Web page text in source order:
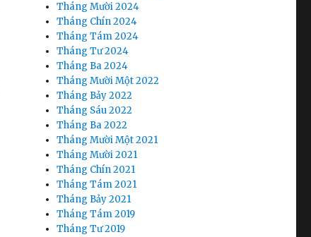
Tháng Mười 2024
Tháng Chín 2024
Tháng Tám 2024
Tháng Tư 2024
Tháng Ba 2024
Tháng Mười Một 2022
Tháng Bảy 2022
Tháng Sáu 2022
Tháng Ba 2022
Tháng Mười Một 2021
Tháng Mười 2021
Tháng Chín 2021
Tháng Tám 2021
Tháng Bảy 2021
Tháng Tám 2019
Tháng Tư 2019